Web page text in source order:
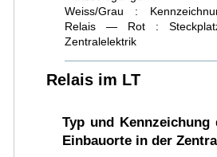
Weiss/Grau :
Relais — Rot :
Zentralelektrik
Relais im LT
Typ und Kennzeichung
Einbauorte in der